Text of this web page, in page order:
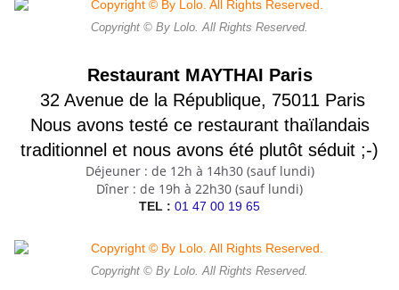
Copyright © By Lolo. All Rights Reserved.
Restaurant MAYTHAI Paris
32 Avenue de la République, 75011 Paris
Nous avons testé ce restaurant thaïlandais
traditionnel et nous avons été plutôt séduit ;-)
Déjeuner : de 12h à 14h30 (sauf lundi)
Dîner : de 19h à 22h30 (sauf lundi)
TEL : 01 47 00 19 65
Copyright © By Lolo. All Rights Reserved.